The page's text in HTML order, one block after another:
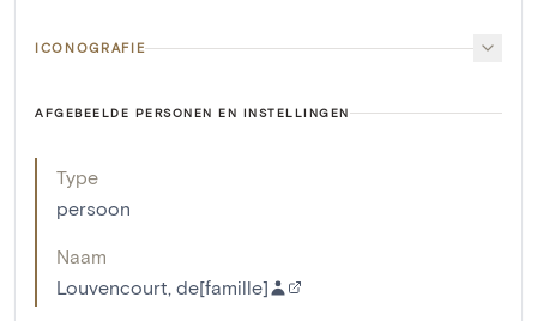
ICONOGRAFIE
AFGEBEELDE PERSONEN EN INSTELLINGEN
Type
persoon
Naam
Louvencourt, de[famille]